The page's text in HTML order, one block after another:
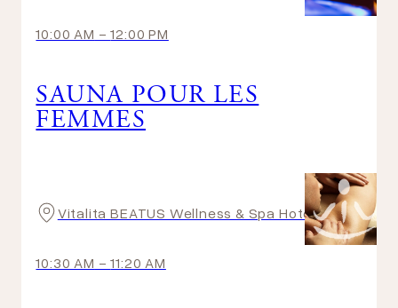
10:00 AM -12:00 PM
SAUNA POUR LES
FEMMES
Vitalita BEATUS Wellness & Spa Hotel
10:30 AM -11:20 AM